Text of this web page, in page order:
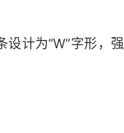
计为“W”字形，强